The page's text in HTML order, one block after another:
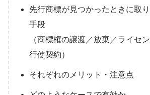
先行商標が見つかったときに取
手段
（商標権の譲渡／放棄／ライセ
行使契約）
それぞれのメリット・注意点